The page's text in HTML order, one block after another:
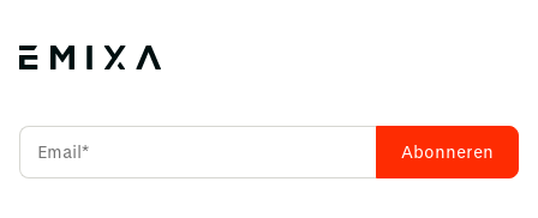
platform dat zich aanpast aan veranderende behoeften.
verkennen van licentiemogelijkheden, het regelen van een
NX CAD. Daarnaast bieden wij trainingen en
ondersteuning om een soepele implementatie te